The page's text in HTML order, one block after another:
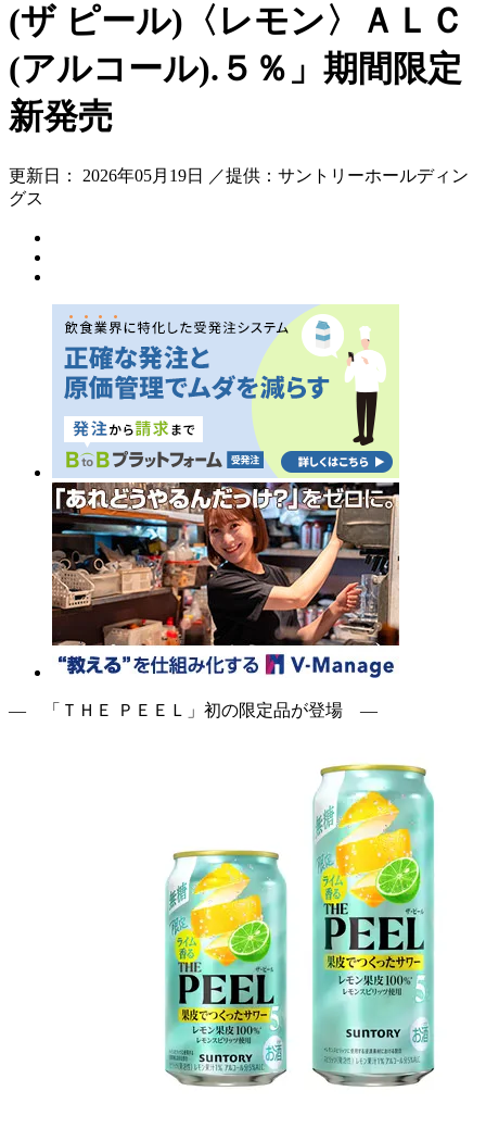
(ザ ピール)〈レモン〉ＡＬＣ
(アルコール).５％」期間限定
新発売
更新日： 2026年05月19日 ／提供：サントリーホールディン
グス
― 「ＴＨＥ ＰＥＥＬ」初の限定品が登場 ―